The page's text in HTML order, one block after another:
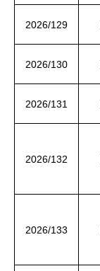
2026/129
2026/130
2026/131
2026/132
2026/133